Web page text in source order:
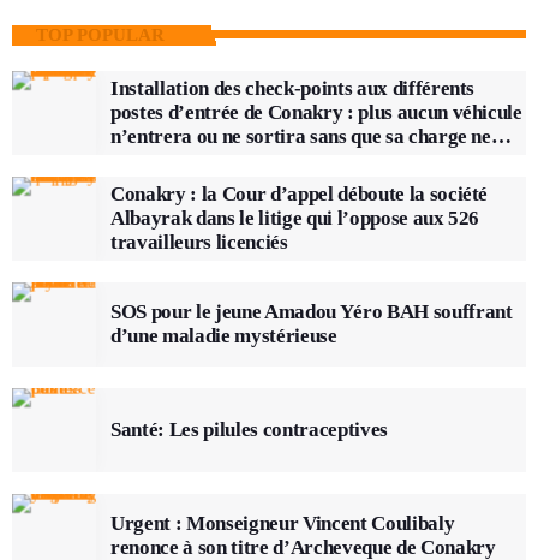
TOP POPULAR
Installation des check-points aux différents
postes d’entrée de Conakry : plus aucun véhicule
n’entrera ou ne sortira sans que sa charge ne
Conakry : la Cour d’appel déboute la société
Albayrak dans le litige qui l’oppose aux 526
travailleurs licenciés
SOS pour le jeune Amadou Yéro BAH souffrant
d’une maladie mystérieuse
Santé: Les pilules contraceptives
Urgent : Monseigneur Vincent Coulibaly
renonce à son titre d’Archeveque de Conakry